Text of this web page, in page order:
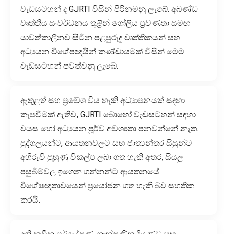
වැඩසටහන් ද GJRTI විසින් පිරිනමනු ලැබේ. අඛණ්ඩ
වෘත්තීය සංවර්ධනය තුළින් ගෝලීය ප්‍රවණතා සමඟ
යාවත්කාලීනව සිටින පළපුරුදු වෘත්තිකයන් සහ
අධ්‍යයන විශේෂඥයින් කණ්ඩායමක් විසින් මෙම
වැඩසටහන් පවත්වනු ලැබේ.
ඇතුළත් සහ ප්‍රවේශ විය හැකි අධ්‍යාපනයක් සඳහා
කැපවීමක් ඇතිව, GJRTI බොහෝ වැඩසටහන් සඳහා
වයස හෝ අධ්‍යයන පූර්ව අවශ්‍යතා පනවන්නේ නැත.
පුද්ගලයන්ට, ආයතනවලට සහ ජාත්‍යන්තර සිසුන්ට
අභිරුචි පුහුණු විකල්ප ලබා ගත හැකි අතර, සියලු
පසුබිම්වල ඉගෙන ගන්නන්ට ආයතනයේ
විශේෂඥතාවයෙන් ප්‍රයෝජන ගත හැකි බව සහතික
කරයි.